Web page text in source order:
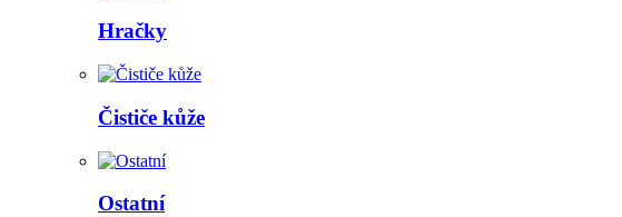
Hračky
Čističe kůže
Ostatní